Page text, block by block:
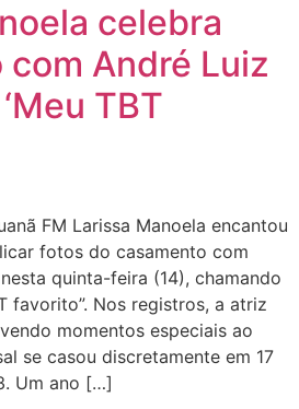
celebra
André Luiz
TBT
FM Larissa Manoela encantou
fotos do casamento com
quinta-feira (14), chamando
favorito”. Nos registros, a atriz
momentos especiais ao
se casou discretamente em 17
Um ano […]